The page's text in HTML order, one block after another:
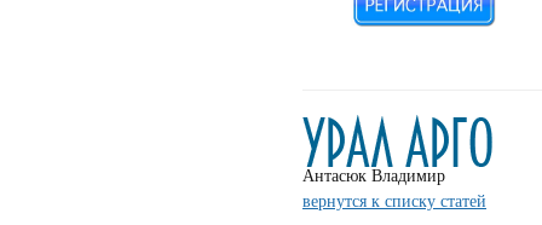
Антасюк Владимир
вернутся к списку статей